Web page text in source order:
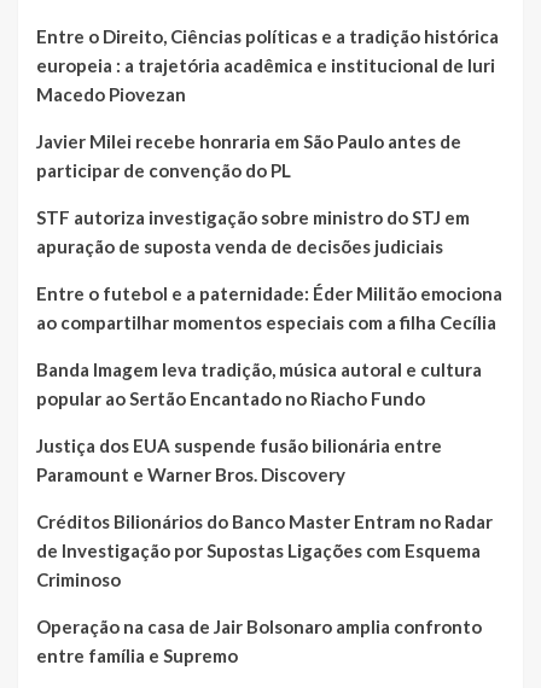
Entre o Direito, Ciências políticas e a tradição histórica
europeia : a trajetória acadêmica e institucional de Iuri
Macedo Piovezan
Javier Milei recebe honraria em São Paulo antes de
participar de convenção do PL
STF autoriza investigação sobre ministro do STJ em
apuração de suposta venda de decisões judiciais
Entre o futebol e a paternidade: Éder Militão emociona
ao compartilhar momentos especiais com a filha Cecília
Banda Imagem leva tradição, música autoral e cultura
popular ao Sertão Encantado no Riacho Fundo
Justiça dos EUA suspende fusão bilionária entre
Paramount e Warner Bros. Discovery
Créditos Bilionários do Banco Master Entram no Radar
de Investigação por Supostas Ligações com Esquema
Criminoso
Operação na casa de Jair Bolsonaro amplia confronto
entre família e Supremo